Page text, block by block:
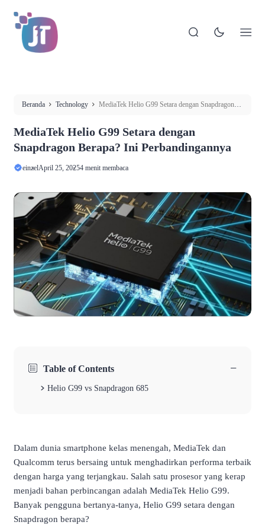
Beranda Technology
MediaTek Helio G99 Setara dengan Snapdragon
MediaTek Helio G99 Setara dengan
Snapdragon Berapa? Ini Perbandingannya
einzelApril 25, 20254 menit membaca
Table of Contents −
Helio G99 vs Snapdragon 685
Dalam dunia smartphone kelas menengah, MediaTek dan
Qualcomm terus bersaing untuk menghadirkan performa terbaik
dengan harga yang terjangkau. Salah satu prosesor yang kerap
menjadi bahan perbincangan adalah MediaTek Helio G99.
Banyak pengguna bertanya-tanya, Helio G99 setara dengan
Snapdragon berapa?